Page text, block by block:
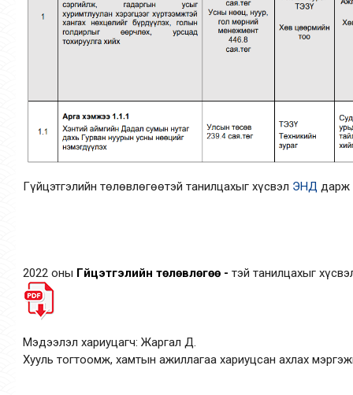
Гүйцэтгэлийн төлөвлөгөөтэй танилцахыг хүсвэл ЭНД дарж
2022 оны Гүйцэтгэлийн төлөвлөгөө - тэй танилцахыг
Мэдээлэл хариуцагч: Жаргал Д.
Хууль тогтоомж, хамтын ажиллагаа хариуцсан ахлах